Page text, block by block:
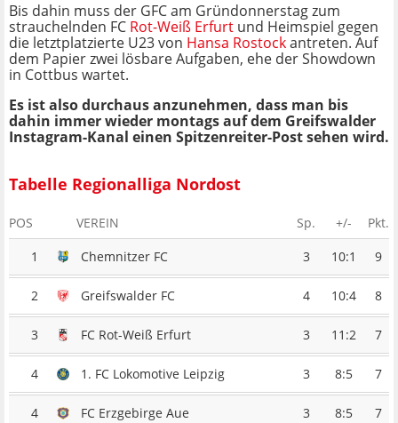
Bis dahin muss der GFC am Gründonnerstag zum
strauchelnden FC Rot-Weiß Erfurt und Heimspiel gegen
die letztplatzierte U23 von Hansa Rostockantreten. Auf
dem Papier zwei lösbare Aufgaben, ehe der Showdown
in Cottbus wartet.
Es ist also durchaus anzunehmen, dass man bis
dahin immer wieder montags auf dem Greifswalder
Instagram-Kanal einen Spitzenreiter-Post sehen wird.
Tabelle Regionalliga Nordost
POS VEREIN Sp. +/-
Pkt.
1
Chemnitzer FC 3 10:1 9
2 Greifswalder FC 4 10:4 8
3 FC Rot-Weiß Erfurt 3 11:2 7
4 1. FC Lokomotive Leipzig 3 8:5 7
4 FC Erzgebirge Aue 3 8:5 7